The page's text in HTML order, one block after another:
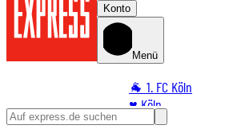
Konto
Menü
🐐 1. FC Köln
♥️ Köln
⭐ Promi